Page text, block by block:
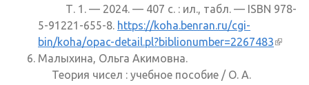
Т. 1. — 2024. — 407 с. : ил., табл. — ISBN 978-
5-91221-655-8. https://koha.benran.ru/cgi-
bin/koha/opac-detail.pl?biblionumber=2267483
Малыхина, Ольга Акимовна.
Теория чисел : учебное пособие / О. А.